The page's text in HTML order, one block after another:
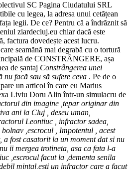
SC Pagina Ciudatului SRL
cu legea, la adresa unui cetățean
legii. De ce? Pentru că a îndrăznit să
ziardecluj.eu chiar dacă este
factura dovedește acest lucru.
seamănă mai degrabă cu o tortură
de CONSTRÂNGERE, așa
de șantaj Constrângerea unei
nu facă sau să sufere ceva . Pe de o
un articol în care eu Marius
Liviu Doru Alin într-un simulacru de
din imagine ,tepar originar din
ani la Cluj , deseu uman,
Leontiuc , infractor sadea,
,escrocul , Impotentul , acest
a fost casatorit la un moment dat si nu
ii mergea trotineta, asa ca fata l-a
,escrocul facut la ,dementa senila
mintal,esti un infractor care a facut